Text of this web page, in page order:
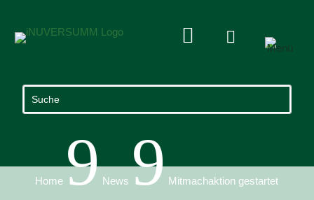
 
Home 9 News 9 Mitmachaktion gestartet